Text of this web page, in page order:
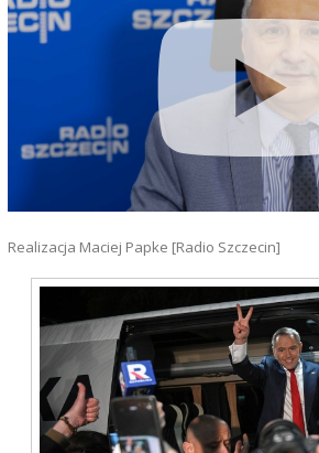
Realizacja Maciej Papke [Radio Szczecin]